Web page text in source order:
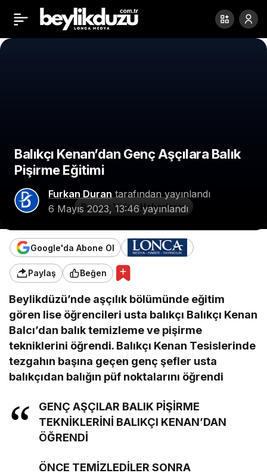
Benzer Video Haberler
Balıkçı Kenan’dan Genç Aşçılara Balık
Pişirme Eğitimi
Furkan Durantarafından yayınlandı
6 Mayıs 2023, 13:46yayınlandı
Google'da Abone Ol
Paylaş Beğen
Beylikdüzü’nde aşçılık bölümünde eğitim
gören lise öğrencileri usta balıkçı Balıkçı Kenan
Balcı’dan balık temizleme ve pişirme
tekniklerini öğrendi. Balıkçı Kenan Tesislerinde
tezgahın başına geçen genç şefler usta
balıkçıdan balığın püf noktalarını öğrendi
GENÇ AŞÇILAR BALIK PİŞİRME
TEKNİKLERİNİ BALIKÇI KENAN’DAN
ÖĞRENDİ
ÖNCE TEMİZLEDİLER SONRA
Beylikdüzü Yaz Aylarına Paylaş